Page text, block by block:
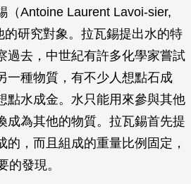
（Antoine Laurent Lavoi-sier,
的研究對象。拉瓦錫提出水的特
過去，中世紀有許多化學家嘗試
一種物質，有不少人想點石成
點水成金。水只能用來參與其他
成為其他的物質。拉瓦錫首先提
的，而且組成的重量比例固定，
的發現。